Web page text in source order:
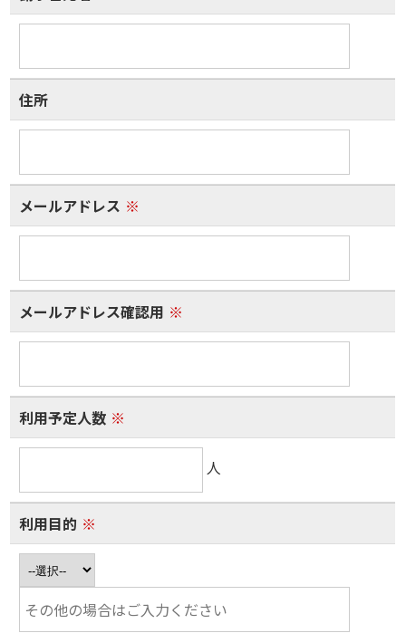
住所
メールアドレス ※
メールアドレス確認用 ※
利用予定人数 ※
人
利用目的 ※